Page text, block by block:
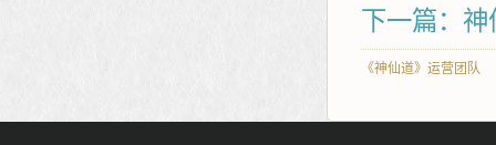
下一篇：
《神仙道》运营团队